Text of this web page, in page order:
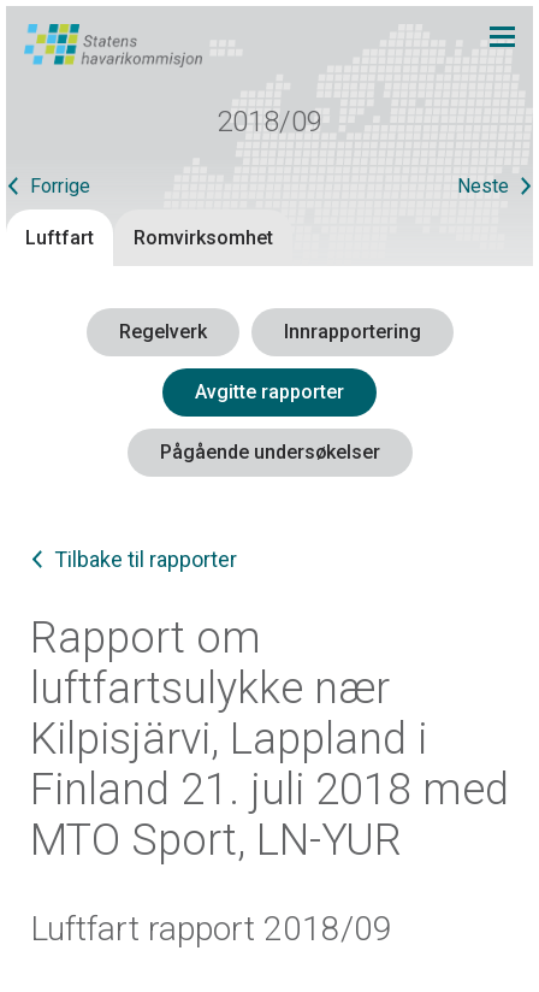
2018/09
Forrige Neste
Luftfart Romvirksomhet
Regelverk Innrapportering
Avgitte rapporter
Pågående undersøkelser
Tilbake til rapporter
Rapport om
luftfartsulykke nær
Kilpisjärvi, Lappland i
Finland 21. juli 2018 med
MTO Sport, LN-YUR
Luftfart rapport 2018/09